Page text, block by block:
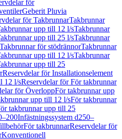
för
Geberit Pluvia
för TakbrunnarTakbrunnar
upp till 12 l/sTakbrunnar
upp till 25 l/sTakbrunnar
för stödrännorTakbrunnar
upp till 12 l/sTakbrunnar
upp till 25
Reservdelar för Installationselement
12 l/sReservdelar för För takbrunnar
för ÖverloppFör takbrunnar upp
upp till 12 l/sFör takbrunnar
takbrunnar upp till 25
Infästningssystem d250–
För takbrunnarReservdelar för
Konventionell